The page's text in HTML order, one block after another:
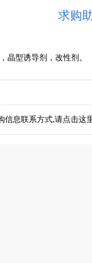
求购
晶型诱导剂，改性剂。
信息联系方式,请点击这